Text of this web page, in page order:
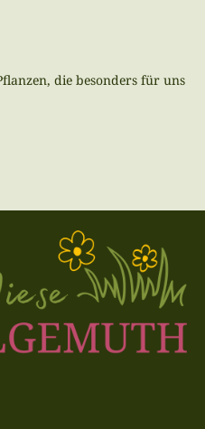
die besonders für uns